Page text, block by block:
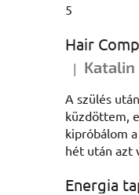
5
Hair
A termék
| Katalin
A szülés
küzdöttem,
kipróbálom
hét után azt
Energia